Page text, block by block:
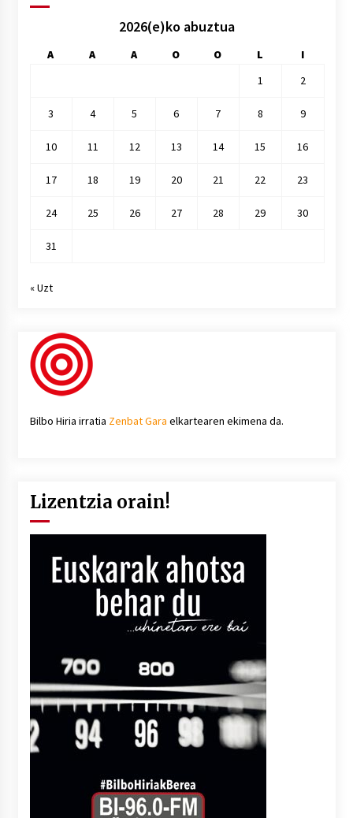
2026(e)ko abuztua
A A A O O L
I
1
2
3 4 5 6 7 8 9
10 11 12 13 14 15 16
17 18 19 20 21 22 23
24 25 26 27 28 29 30
31
« Uzt
Bilbo Hiria irratia Zenbat Gara elkartearen ekimena da.
Lizentzia orain!